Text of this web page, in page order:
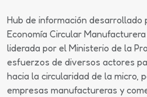
Hub de información desarrollado
Economía Circular
liderada por el Ministerio de la
esfuerzos de diversos actores
hacia la circularidad de la micro,
empresas manufactureras y